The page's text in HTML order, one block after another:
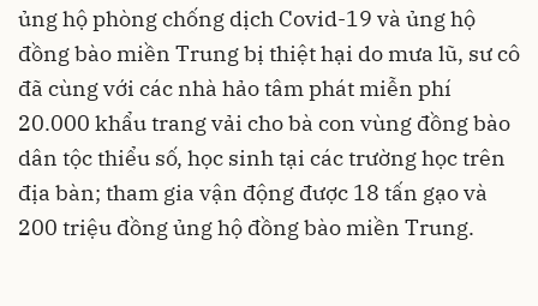
ủng hộ phòng chống dịch Covid-19 và ủng hộ
đồng bào miền Trung bị thiệt hại do mưa lũ, sư cô
đã cùng với các nhà hảo tâm phát miễn phí
20.000 khẩu trang vải cho bà con vùng đồng bào
dân tộc thiểu số, học sinh tại các trường học trên
địa bàn; tham gia vận động được 18 tấn gạo và
200 triệu đồng ủng hộ đồng bào miền Trung.